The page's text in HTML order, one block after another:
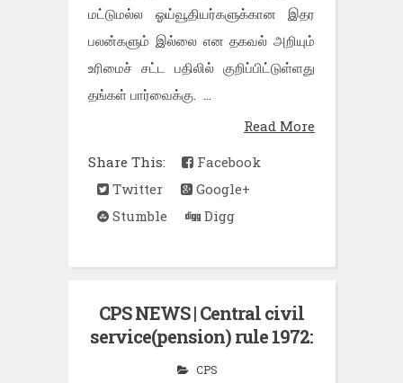
மட்டுமல்ல ஓய்வூதியர்களுக்கான இதர
பலன்களும் இல்லை என தகவல் அறியும்
உரிமைச் சட்ட பதிலில் குறிப்பிட்டுள்ளது
தங்கள் பார்வைக்கு. ...
Read More
Share This:
Facebook
Twitter
Google+
Stumble
Digg
CPS NEWS | Central civil
service(pension) rule 1972:
CPS